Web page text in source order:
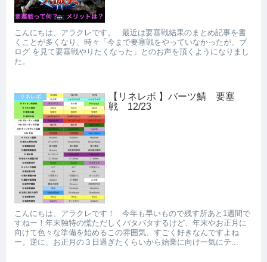
こんにちは、アラクレです。 最近は要塞戦結果のまとめ記事を書
くことが多くなり、時々「今まで要塞戦をやっていなかったが、ブ
ログ を見て要塞戦やりたくなった」とのお声を頂くようになりまし
た。
リネレボ
【リネレボ 】バーツ鯖 要塞
戦 12/23
こんにちは、アラクレです！ 今年も早いもので残す所あと1週間で
すねー！年末独特の慌ただしくバタバタするけど、年末やお正月に
向けて色々な準備を始めるこの雰囲気、すごく好きなんですよね
ー。逆に、お正月の３日過ぎたくらいから始業に向け一気にテ...